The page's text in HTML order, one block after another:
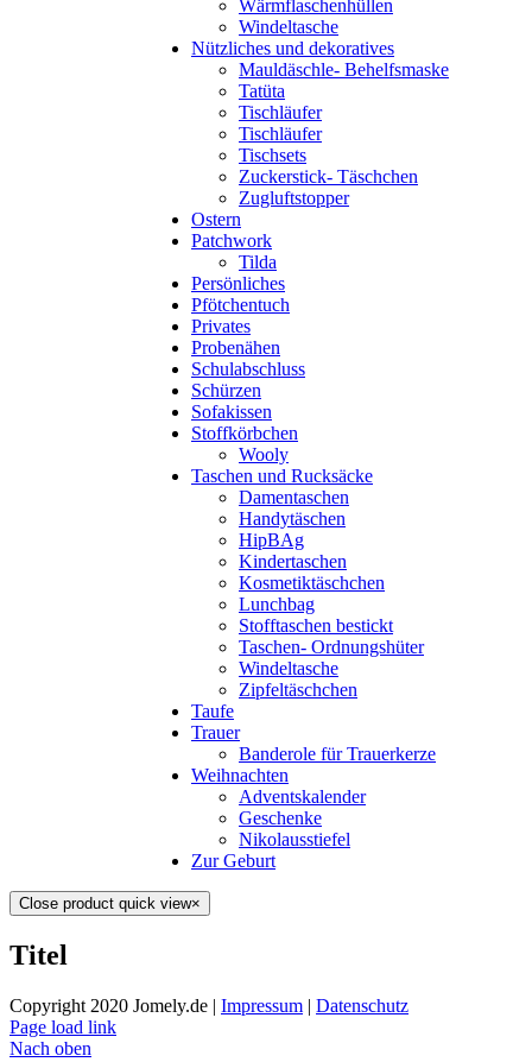
Wärmflaschenhüllen
Windeltasche
Nützliches und dekoratives
Mauldäschle- Behelfsmaske
Tatüta
Tischläufer
Tischläufer
Tischsets
Zuckerstick- Täschchen
Zugluftstopper
Ostern
Patchwork
Tilda
Persönliches
Pfötchentuch
Privates
Probenähen
Schulabschluss
Schürzen
Sofakissen
Stoffkörbchen
Wooly
Taschen und Rucksäcke
Damentaschen
Handytäschen
HipBAg
Kindertaschen
Kosmetiktäschchen
Lunchbag
Stofftaschen bestickt
Taschen- Ordnungshüter
Windeltasche
Zipfeltäschchen
Taufe
Trauer
Banderole für Trauerkerze
Weihnachten
Adventskalender
Geschenke
Nikolausstiefel
Zur Geburt
Close product quick view×
Titel
Copyright 2020 Jomely.de | Impressum | Datenschutz
Page load link
Nach oben